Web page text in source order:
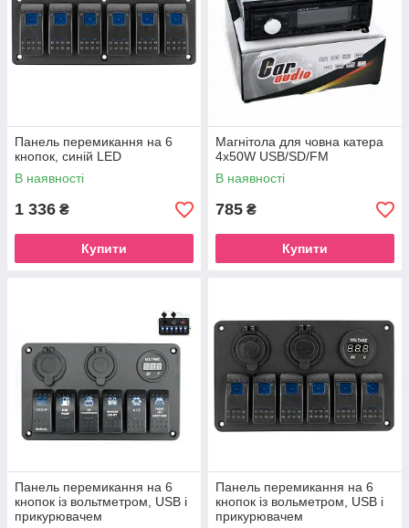
Панель перемикання на 6
кнопок, синій LED
В наявності
1 336 ₴
Купити
Магнітола для човна катера
4х50W USB/SD/FM
В наявності
785 ₴
Купити
Панель перемикання на 6
кнопок із вольтметром, USB і
прикурювачем
Панель перемикання на 6
кнопок із вольметром, USB і
прикурювачем